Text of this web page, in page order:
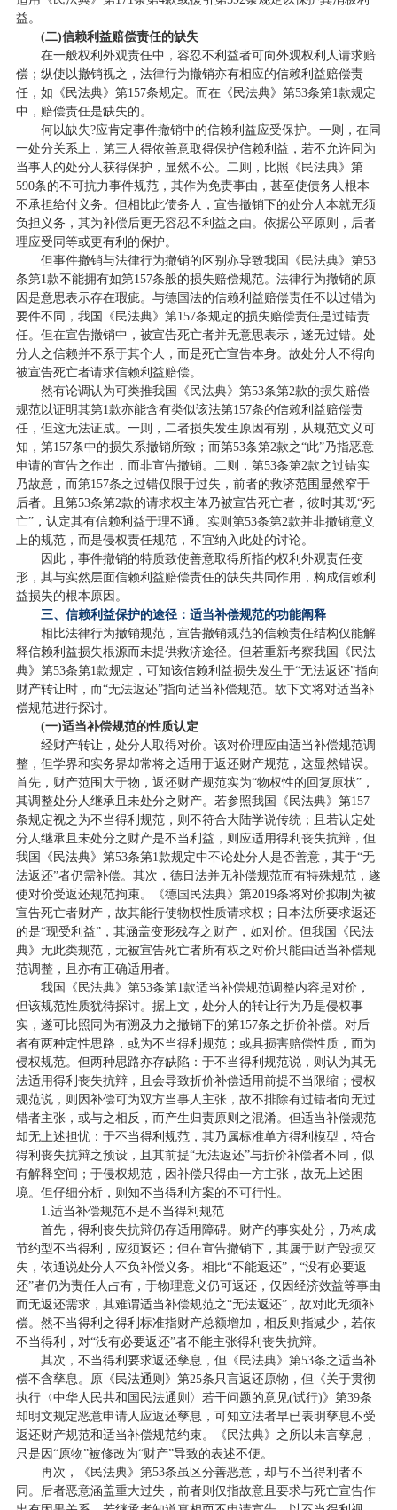
益。
(二)信赖利益赔偿责任的缺失
在一般权利外观责任中，容忍不利益者可向外观权利人请求赔
偿；纵使以撤销视之，法律行为撤销亦有相应的信赖利益赔偿责
任，如《民法典》第157条规定。而在《民法典》第53条第1款规定
中，赔偿责任是缺失的。
何以缺失?应肯定事件撤销中的信赖利益应受保护。一则，在同
一处分关系上，第三人得依善意取得保护信赖利益，若不允许同为
当事人的处分人获得保护，显然不公。二则，比照《民法典》第
590条的不可抗力事件规范，其作为免责事由，甚至使债务人根本
不承担给付义务。但相比此债务人，宣告撤销下的处分人本就无须
负担义务，其为补偿后更无容忍不利益之由。依据公平原则，后者
理应受同等或更有利的保护。
但事件撤销与法律行为撤销的区别亦导致我国《民法典》第53
条第1款不能拥有如第157条般的损失赔偿规范。法律行为撤销的原
因是意思表示存在瑕疵。与德国法的信赖利益赔偿责任不以过错为
要件不同，我国《民法典》第157条规定的损失赔偿责任是过错责
任。但在宣告撤销中，被宣告死亡者并无意思表示，遂无过错。处
分人之信赖并不系于其个人，而是死亡宣告本身。故处分人不得向
被宣告死亡者请求信赖利益赔偿。
然有论调认为可类推我国《民法典》第53条第2款的损失赔偿
规范以证明其第1款亦能含有类似该法第157条的信赖利益赔偿责
任，但这无法证成。一则，二者损失发生原因有别，从规范文义可
知，第157条中的损失系撤销所致；而第53条第2款之“此”乃指恶意
申请的宣告之作出，而非宣告撤销。二则，第53条第2款之过错实
乃故意，而第157条之过错仅限于过失，前者的救济范围显然窄于
后者。且第53条第2款的请求权主体乃被宣告死亡者，彼时其既“死
亡”，认定其有信赖利益于理不通。实则第53条第2款并非撤销意义
上的规范，而是侵权责任规范，不宜纳入此处的讨论。
因此，事件撤销的特质致使善意取得所指的权利外观责任变
形，其与实然层面信赖利益赔偿责任的缺失共同作用，构成信赖利
益损失的根本原因。
三、信赖利益保护的途径：适当补偿规范的功能阐释
相比法律行为撤销规范，宣告撤销规范的信赖责任结构仅能解
释信赖利益损失根源而未提供救济途径。但若重新考察我国《民法
典》第53条第1款规定，可知该信赖利益损失发生于“无法返还”指向
财产转让时，而“无法返还”指向适当补偿规范。故下文将对适当补
偿规范进行探讨。
(一)适当补偿规范的性质认定
经财产转让，处分人取得对价。该对价理应由适当补偿规范调
整，但学界和实务界却常将之适用于返还财产规范，这显然错误。
首先，财产范围大于物，返还财产规范实为“物权性的回复原状”，
其调整处分人继承且未处分之财产。若参照我国《民法典》第157
条规定视之为不当得利规范，则不符合大陆学说传统；且若认定处
分人继承且未处分之财产是不当利益，则应适用得利丧失抗辩，但
我国《民法典》第53条第1款规定中不论处分人是否善意，其于“无
法返还”者仍需补偿。其次，德日法并无补偿规范而有特殊规范，遂
使对价受返还规范拘束。《德国民法典》第2019条将对价拟制为被
宣告死亡者财产，故其能行使物权性质请求权；日本法所要求返还
的是“现受利益”，其涵盖变形残存之财产，如对价。但我国《民法
典》无此类规范，无被宣告死亡者所有权之对价只能由适当补偿规
范调整，且亦有正确适用者。
我国《民法典》第53条第1款适当补偿规范调整内容是对价，
但该规范性质犹待探讨。据上文，处分人的转让行为乃是侵权事
实，遂可比照同为有溯及力之撤销下的第157条之折价补偿。对后
者有两种定性思路，或为不当得利规范；或具损害赔偿性质，而为
侵权规范。但两种思路亦存缺陷：于不当得利规范说，则认为其无
法适用得利丧失抗辩，且会导致折价补偿适用前提不当限缩；侵权
规范说，则因补偿可为双方当事人主张，故不排除有过错者向无过
错者主张，或与之相反，而产生归责原则之混淆。但适当补偿规范
却无上述担忧：于不当得利规范，其乃属标准单方得利模型，符合
得利丧失抗辩之预设，且其前提“无法返还”与折价补偿者不同，似
有解释空间；于侵权规范，因补偿只得由一方主张，故无上述困
境。但仔细分析，则知不当得利方案的不可行性。
1.适当补偿规范不是不当得利规范
首先，得利丧失抗辩仍存适用障碍。财产的事实处分，乃构成
节约型不当得利，应须返还；但在宣告撤销下，其属于财产毁损灭
失，依通说处分人不负补偿义务。相比“不能返还”，“没有必要返
还”者仍为责任人占有，于物理意义仍可返还，仅因经济效益等事由
而无返还需求，其难谓适当补偿规范之“无法返还”，故对此无须补
偿。然不当得利之得利标准指财产总额增加，相反则指减少，若依
不当得利，对“没有必要返还”者不能主张得利丧失抗辩。
其次，不当得利要求返还孳息，但《民法典》第53条之适当补
偿不含孳息。原《民法通则》第25条只言返还原物，但《关于贯彻
执行〈中华人民共和国民法通则〉若干问题的意见(试行)》第39条
却明文规定恶意申请人应返还孳息，可知立法者早已表明孳息不受
返还财产规范和适当补偿规范约束。《民法典》之所以未言孳息，
只是因“原物”被修改为“财产”导致的表述不便。
再次，《民法典》第53条虽区分善恶意，却与不当得利者不
同。后者恶意涵盖重大过失，前者则仅指故意且要求与死亡宣告作